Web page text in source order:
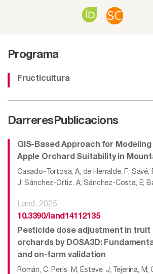
Programa
Fructicultura
Darreres Publicacions
GIS-Based Approach for Modeling
Apple Orchard Suitability in
Casado-Tortosa, A; de Herralde, F; Savé,
J; Sánchez-Ortiz, A; Sánchez-Costa, E;
Land. 2025
10.3390/land14112135
Pesticide dose adjustment in fruit
orchards by DOSA3D:
and on-farm validation
Román, C; Peris, M; Esteve, J; Tejerina, M;